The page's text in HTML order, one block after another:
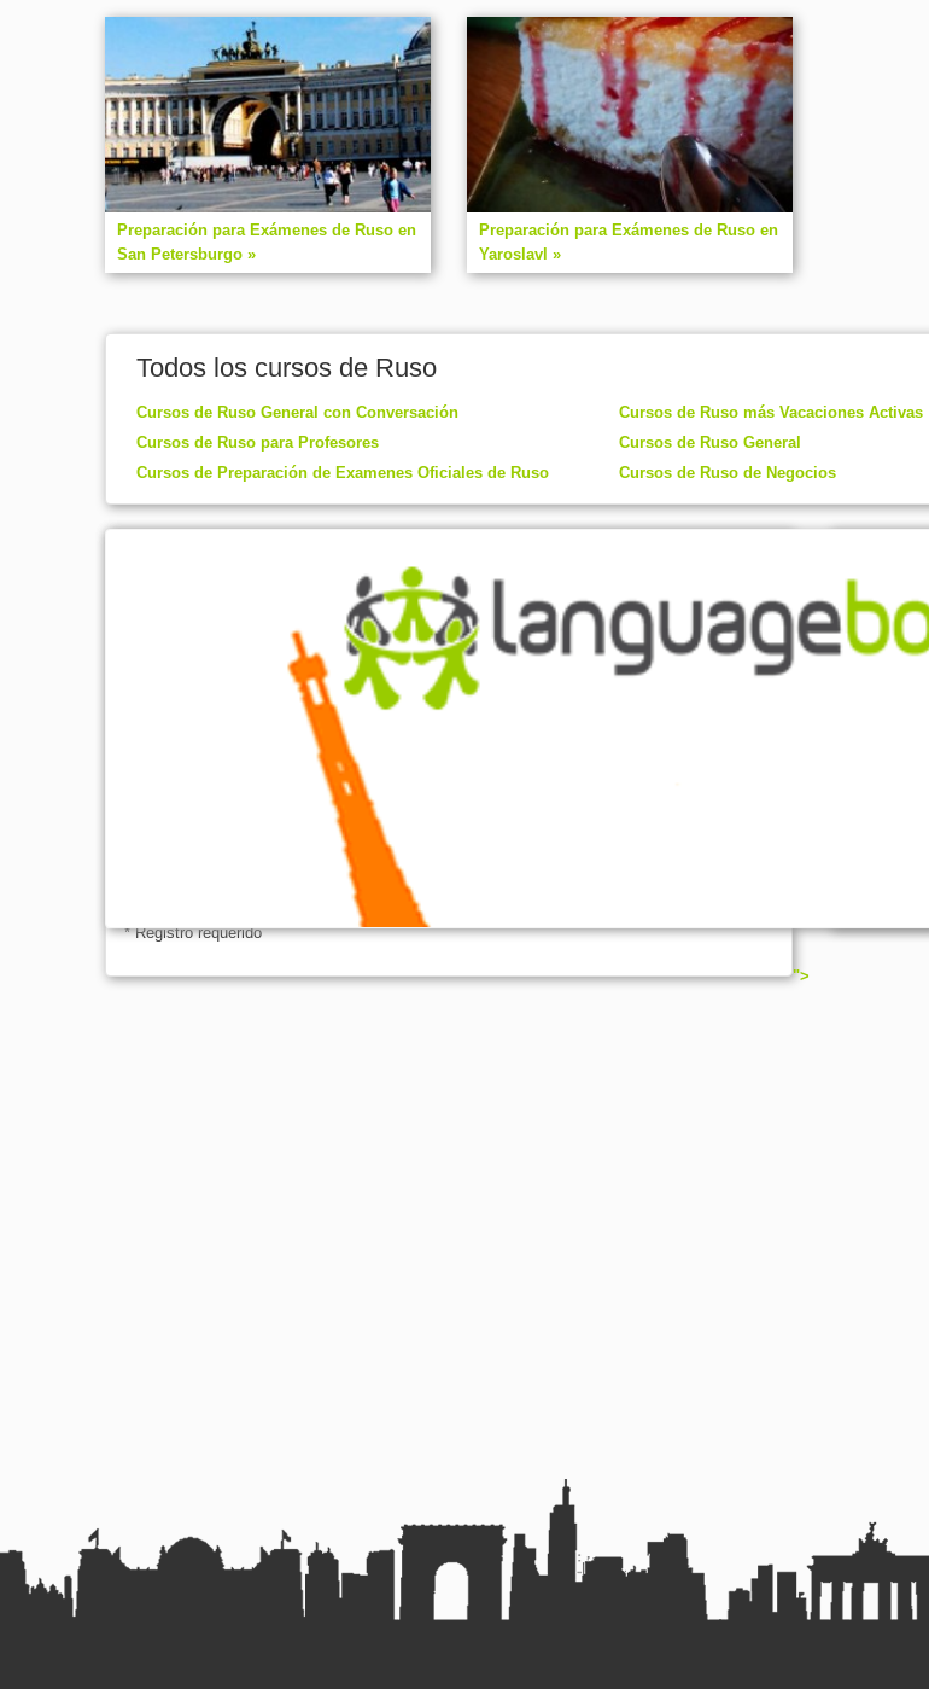
Preparación para Exámenes de Ruso en
San Petersburgo »
Preparación para Exámenes de Ruso en
Yaroslavl »
Todos los cursos de Ruso
Cursos de Ruso General con Conversación Cursos de Ruso más Vacaciones Activas
Cursos de Ruso para Profesores
Cursos de Ruso General
Cursos de Preparación de Examenes Oficiales de Ruso
Cursos de Ruso de Negocios
Obten la Guía Completa para Estudiar en el extranjero!
-¿Dónde ir para estudiar en el extranjero?
-Sugerencias para encontrar los mejores cursos de idiomas
-¿Cómo aprovechar al máximo tu experiencia de estudio en el extranjero?
¡Y mucho más!
Toda la información necesaria en un solo lugar.
necesitará siempre para obtener el máximo rendimiento de tu curso de
idiomas y tener la mejor experiencia en el extranjero!
Descarga gratuita *
Odiamos el spam tanto como usted lo hace, usted puede confiar en nosotros, su dirección
de correo electrónico estará a salvo con nosotros!
* Registro requerido
Message:
Filename:
">